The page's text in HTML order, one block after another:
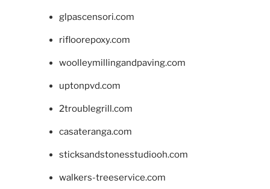
glpascensori.com
rifloorepoxy.com
woolleymillingandpaving.com
uptonpvd.com
2troublegrill.com
casateranga.com
sticksandstonesstudiooh.com
walkers-treeservice.com